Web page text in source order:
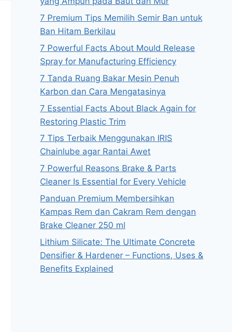
7 Premium Tips Memilih Semir Ban untuk
Ban Hitam Berkilau
7 Powerful Facts About Mould Release
Spray for Manufacturing Efficiency
7 Tanda Ruang Bakar Mesin Penuh
Karbon dan Cara Mengatasinya
7 Essential Facts About Black Again for
Restoring Plastic Trim
7 Tips Terbaik Menggunakan IRIS
Chainlube agar Rantai Awet
7 Powerful Reasons Brake & Parts
Cleaner Is Essential for Every Vehicle
Panduan Premium Membersihkan
Kampas Rem dan Cakram Rem dengan
Brake Cleaner 250 ml
Lithium Silicate: The Ultimate Concrete
Densifier & Hardener – Functions, Uses &
Benefits Explained